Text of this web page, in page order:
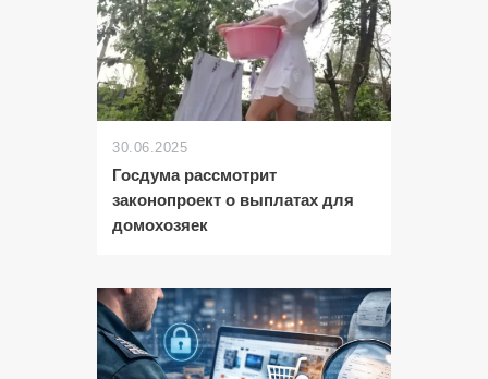
30.06.2025
Госдума рассмотрит
законопроект о выплатах для
домохозяек